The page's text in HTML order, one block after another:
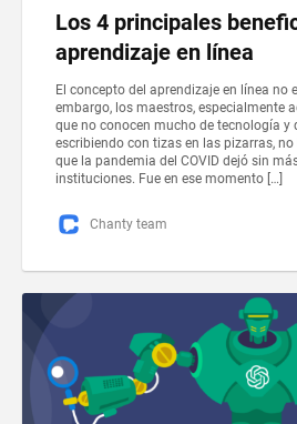
Los 4 principales
aprendizaje en línea
El concepto del aprendizaje en línea no
embargo, los maestros, especialmente
que no conocen mucho de tecnología y
escribiendo con tizas en las pizarras,
que la pandemia del COVID dejó sin
instituciones. Fue en ese momento […]
Chanty team